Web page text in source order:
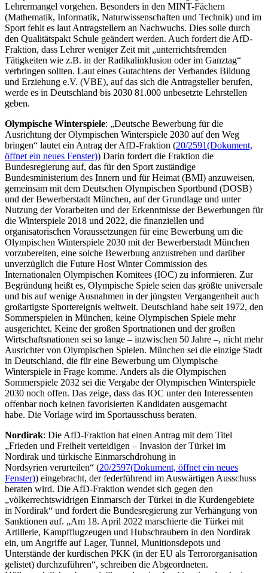
Lehrermangel vorgehen. Besonders in den MINT-Fächern
(Mathematik, Informatik, Naturwissenschaften und Technik) und im
Sport fehlt es laut Antragstellern an Nachwuchs. Dies solle durch
den Qualitätspakt Schule geändert werden. Auch fordert die AfD-
Fraktion, dass Lehrer weniger Zeit mit „unterrichtsfremden
Tätigkeiten wie z.B. in der Radikalinklusion oder im Ganztag“
verbringen sollten. Laut eines Gutachtens der Verbandes Bildung
und Erziehung e.V. (VBE), auf das sich die Antragsteller berufen,
werde es in Deutschland bis 2030 81.000 unbesetzte Lehrstellen
geben.
Olympische Winterspiele: „Deutsche Bewerbung für die
Ausrichtung der Olympischen Winterspiele 2030 auf den Weg
bringen“ lautet ein Antrag der AfD-Fraktion (20/2591(Dokument,
öffnet ein neues Fenster)) Darin fordert die Fraktion die
Bundesregierung auf, das für den Sport zuständige
Bundesministerium des Innern und für Heimat (BMI) anzuweisen,
gemeinsam mit dem Deutschen Olympischen Sportbund (DOSB)
und der Bewerberstadt München, auf der Grundlage und unter
Nutzung der Vorarbeiten und der Erkenntnisse der Bewerbungen für
die Winterspiele 2018 und 2022, die finanziellen und
organisatorischen Voraussetzungen für eine Bewerbung um die
Olympischen Winterspiele 2030 mit der Bewerberstadt München
vorzubereiten, eine solche Bewerbung anzustreben und darüber
unverzüglich die Future Host Winter Commission des
Internationalen Olympischen Komitees (IOC) zu informieren. Zur
Begründung heißt es, Olympische Spiele seien das größte universale
und bis auf wenige Ausnahmen in der jüngsten Vergangenheit auch
großartigste Sportereignis weltweit. Deutschland habe seit 1972, den
Sommerspielen in München, keine Olympischen Spiele mehr
ausgerichtet. Keine der großen Sportnationen und der großen
Wirtschaftsnationen sei so lange – inzwischen 50 Jahre –, nicht mehr
Ausrichter von Olympischen Spielen. München sei die einzige Stadt
in Deutschland, die für eine Bewerbung um Olympische
Winterspiele in Frage komme. Anders als die Olympischen
Sommerspiele 2032 sei die Vergabe der Olympischen Winterspiele
2030 noch offen. Das zeige, dass das IOC unter den Interessenten
offenbar noch keinen favorisierten Kandidaten ausgemacht
habe. Die Vorlage wird im Sportausschuss beraten.
Nordirak: Die AfD-Fraktion hat einen Antrag mit dem Titel
„Frieden und Freiheit verteidigen – Invasion der Türkei im
Nordirak und türkische Einmarschdrohung in
Nordsyrien verurteilen“ (20/2597(Dokument, öffnet ein neues
Fenster)) eingebracht, der federführend im Auswärtigen Ausschuss
beraten wird. Die AfD-Fraktion wendet sich gegen den
„völkerrechtswidrigen Einmarsch der Türkei in die Kurdengebiete
in Nordirak“ und fordert die Bundesregierung zur Verhängung von
Sanktionen auf. „Am 18. April 2022 marschierte die Türkei mit
Artillerie, Kampfflugzeugen und Hubschraubern in den Nordirak
ein, um Angriffe auf Lager, Tunnel, Munitionsdepots und
Unterstände der kurdischen PKK (in der EU als Terrororganisation
gelistet) durchzuführen“, schreiben die Abgeordneten.